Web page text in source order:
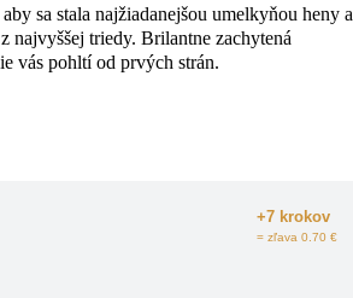
sa stala najžiadanejšou umelkyňou heny a
najvyššej triedy. Brilantne zachytená
vás pohltí od prvých strán.
+7 krokov
= zľava 0.70 €